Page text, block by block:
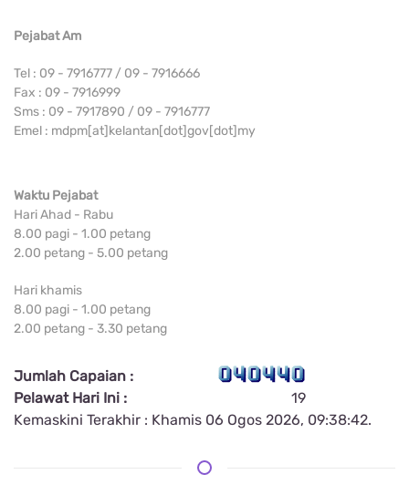
Pejabat Am
Tel : 09 - 7916777 / 09 - 7916666
Fax : 09 - 7916999
Sms : 09 - 7917890 / 09 - 7916777
Emel : mdpm[at]kelantan[dot]gov[dot]my
Waktu Pejabat
Hari Ahad - Rabu
8.00 pagi - 1.00 petang
2.00 petang - 5.00 petang
Hari khamis
8.00 pagi - 1.00 petang
2.00 petang - 3.30 petang
Jumlah Capaian :
Pelawat Hari Ini :
19
Kemaskini Terakhir : Khamis 06 Ogos 2026, 09:38:42.